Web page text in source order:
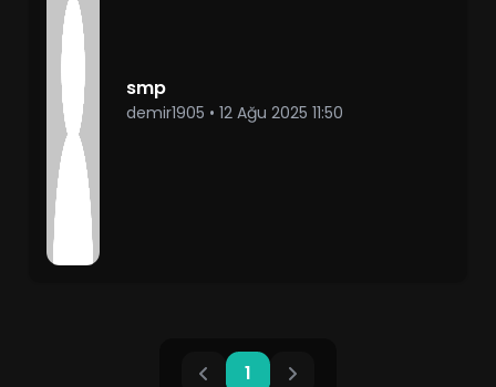
smp
demir1905 • 12 Ağu 2025 11:50
1